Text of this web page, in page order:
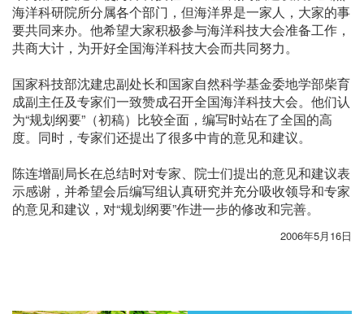
海洋科研院所分属各个部门，但海洋界是一家人，大家的事
要共同来办。他希望大家积极参与海洋科技大会准备工作，
共商大计，为开好全国海洋科技大会而共同努力。
国家科技部沈建忠副处长和国家自然科学基金委地学部柴育
成副主任及专家们一致赞成召开全国海洋科技大会。他们认
为“规划纲要”（初稿）比较全面，编写时站在了全国的高
度。同时，专家们还提出了很多中肯的意见和建议。
陈连增副局长在总结时对专家、院士们提出的意见和建议表
示感谢，并希望会后编写组认真研究并充分吸收领导和专家
的意见和建议，对“规划纲要”作进一步的修改和完善。
2006年5月16日